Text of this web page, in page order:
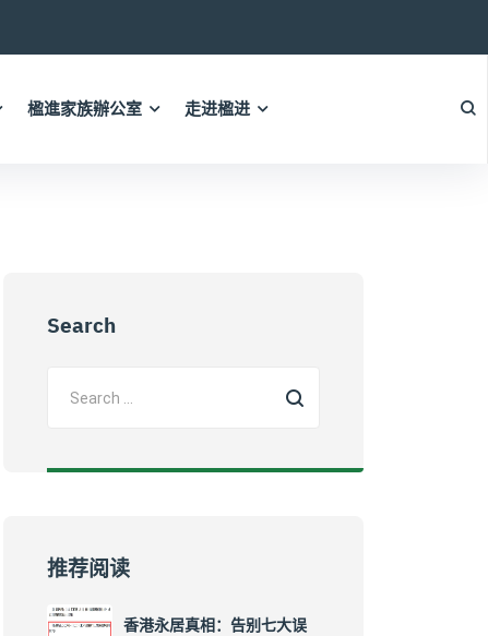
楹進家族辦公室 走进楹进
Search
推荐阅读
香港永居真相：告别七大误